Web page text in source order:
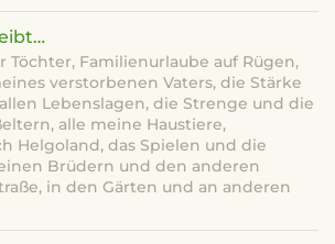
Töchter, Familienurlaube auf Rügen,
verstorbenen Vaters, die Stärke
Lebenslagen, die Strenge und die
alle meine Haustiere,
Helgoland, das Spielen und die
Brüdern und den anderen
in den Gärten und an anderen